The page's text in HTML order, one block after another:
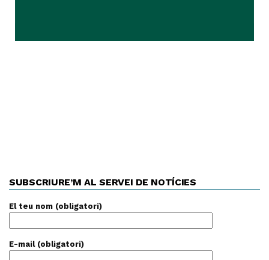
SUBSCRIURE’M AL SERVEI DE NOTÍCIES
El teu nom (obligatori)
E-mail (obligatori)